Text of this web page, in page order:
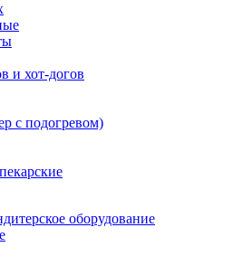
и хот-догов
с подогревом)
оборудование